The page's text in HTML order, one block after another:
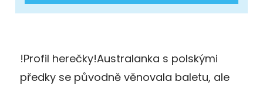
!Profil herečky!Australanka s polskými
předky se původně věnovala baletu, ale